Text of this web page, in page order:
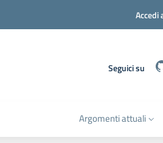
Accedi
Seguici su
Argomenti attuali